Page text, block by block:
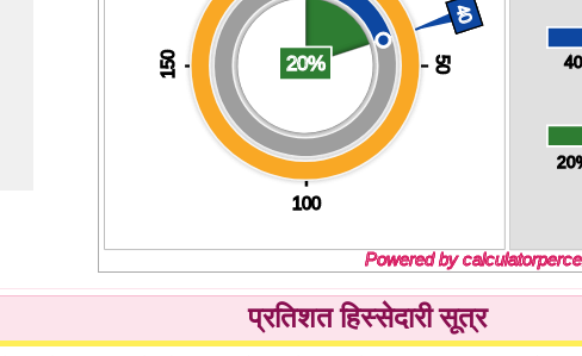
प्रतिशत हिस्सेदारी सूत्र